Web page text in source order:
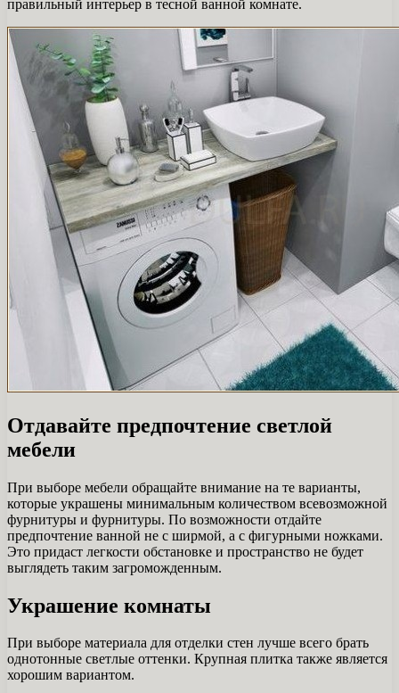
правильный интерьер в тесной ванной комнате.
Отдавайте предпочтение светлой
мебели
При выборе мебели обращайте внимание на те варианты,
которые украшены минимальным количеством всевозможной
фурнитуры и фурнитуры. По возможности отдайте
предпочтение ванной не с ширмой, а с фигурными ножками.
Это придаст легкости обстановке и пространство не будет
выглядеть таким загроможденным.
Украшение комнаты
При выборе материала для отделки стен лучше всего брать
однотонные светлые оттенки. Крупная плитка также является
хорошим вариантом.